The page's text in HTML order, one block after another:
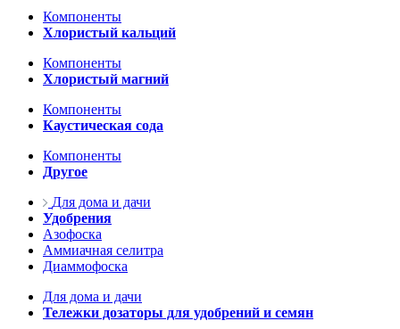
Компоненты
Хлористый кальций
Компоненты
Хлористый магний
Компоненты
Каустическая сода
Компоненты
Другое
Для дома и дачи
Удобрения
Азофоска
Аммиачная селитра
Диаммофоска
Для дома и дачи
Тележки дозаторы для удобрений и семян